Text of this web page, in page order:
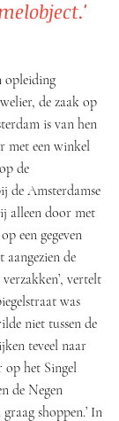
opleiding
de zaak op
is van hen
met een winkel
de
de Amsterdamse
alleen door met
een gegeven
de
vertelt
was
niet tussen de
teveel naar
op het Singel
de Negen
shoppen.’ In